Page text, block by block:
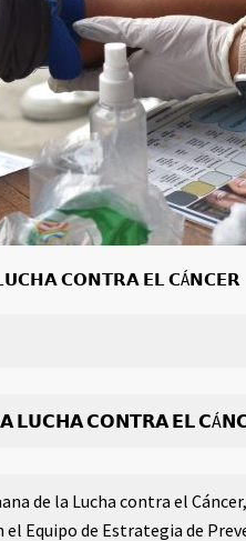
𝗖𝗢𝗡𝗧𝗥𝗔 𝗘𝗟 𝗖Á𝗡𝗖𝗘𝗥
𝗟𝗨𝗖𝗛𝗔 𝗖𝗢𝗡𝗧𝗥𝗔 𝗘𝗟
de la Lucha contra el
Equipo de Estrategia de